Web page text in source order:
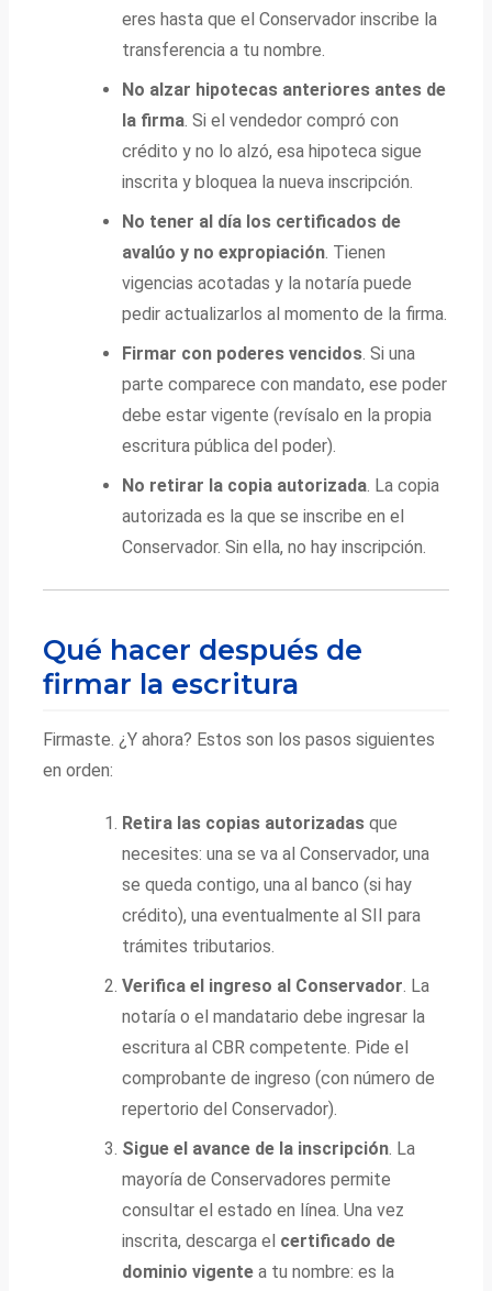
eres hasta que el Conservador inscribe la
transferencia a tu nombre.
No alzar hipotecas anteriores antes de
la firma . Si el vendedor compró con
crédito y no lo alzó, esa hipoteca sigue
inscrita y bloquea la nueva inscripción.
No tener al día los certificados de
avalúo y no expropiación . Tienen
vigencias acotadas y la notaría puede
pedir actualizarlos al momento de la firma.
Firmar con poderes vencidos . Si una
parte comparece con mandato, ese poder
debe estar vigente (revísalo en la propia
escritura pública del poder).
No retirar la copia autorizada . La copia
autorizada es la que se inscribe en el
Conservador. Sin ella, no hay inscripción.
Qué hacer después de
firmar la escritura
Firmaste. ¿Y ahora? Estos son los pasos siguientes
en orden:
Retira las copias autorizadas que
necesites: una se va al Conservador, una
se queda contigo, una al banco (si hay
crédito), una eventualmente al SII para
trámites tributarios.
Verifica el ingreso al Conservador. La
notaría o el mandatario debe ingresar la
escritura al CBR competente. Pide el
comprobante de ingreso (con número de
repertorio del Conservador).
Sigue el avance de la inscripción. La
mayoría de Conservadores permite
consultar el estado en línea. Una vez
inscrita, descarga el certificado de
dominio vigente a tu nombre: es la